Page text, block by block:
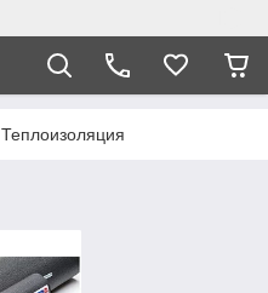
Теплоизоляция